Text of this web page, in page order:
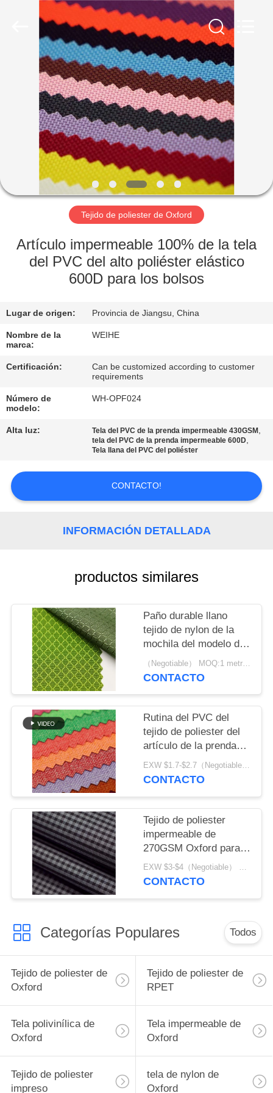
HOGAR
PRODUCTOS
SOBRE
NOSOTROS
VIAJE
LA
FÁBRICA
DE
CALIDAD
ÉNTRENOS
EN
CONTACTO
CON
PIDA
UNA
PRIVACY
POLICY
Tejido de poliester de Oxford
Artículo impermeable 100% de la tela
del PVC del alto poliéster elástico
600D para los bolsos
Lugar de origen: Provincia de Jiangsu, China
Nombre de la
marca:
WEIHE
Certificación:
Can be customized according to customer
requirements
Número de
modelo:
WH-OPF024
Alta luz: Tela del PVC de la prenda impermeable 430GSM ,
tela del PVC de la prenda impermeable 600D,
Tela llana del PVC del poliéster
CONTACTO!
INFORMACIÓN DETALLADA
productos similares
Paño durable llano
tejido de nylon de la
mochila del modelo de
forma diamantada de
nylon de la tela 3D del
（Negotiable） MOQ:1 metro para la acción; 1200 metros para el arreglo para requisitos particulares
CONTACTO
Rutina del PVC del
tejido de poliester del
artículo de la prenda
impermeable 600D el
100% arenosa
EXW $1.7-$2.7（Negotiable） MOQ:1 metro para la acción; 1200 metros para el arreglo para requisitos particulares
CONTACTO
Tejido de poliester
impermeable de
270GSM Oxford para
el equipo de pesca
EXW $3-$4（Negotiable） MOQ:1 metro para la acción; 1200 metros para el arreglo para requisitos particulares
CONTACTO
Categorías Populares Todos
Tejido de poliester de
Oxford
Tejido de poliester de
RPET
Tela polivinílica de
Oxford
Tela impermeable de
Oxford
Tejido de poliester
impreso
tela de nylon de
Oxford